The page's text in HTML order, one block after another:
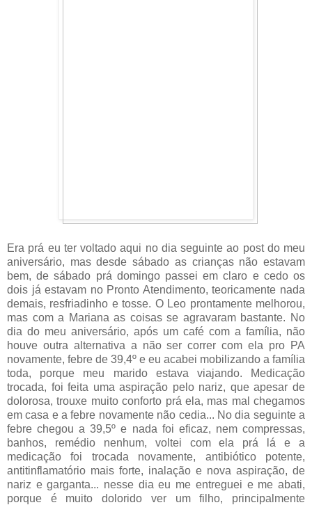
Era prá eu ter voltado aqui no dia seguinte ao post do meu
aniversário, mas desde sábado as crianças não estavam
bem, de sábado prá domingo passei em claro e cedo os
dois já estavam no Pronto Atendimento, teoricamente nada
demais, resfriadinho e tosse. O Leo prontamente melhorou,
mas com a Mariana as coisas se agravaram bastante. No
dia do meu aniversário, após um café com a família, não
houve outra alternativa a não ser correr com ela pro PA
novamente, febre de 39,4º e eu acabei mobilizando a família
toda, porque meu marido estava viajando. Medicação
trocada, foi feita uma aspiração pelo nariz, que apesar de
dolorosa, trouxe muito conforto prá ela, mas mal chegamos
em casa e a febre novamente não cedia... No dia seguinte a
febre chegou a 39,5º e nada foi eficaz, nem compressas,
banhos, remédio nenhum, voltei com ela prá lá e a
medicação foi trocada novamente, antibiótico potente,
antitinflamatório mais forte, inalação e nova aspiração, de
nariz e garganta... nesse dia eu me entreguei e me abati,
porque é muito dolorido ver um filho, principalmente